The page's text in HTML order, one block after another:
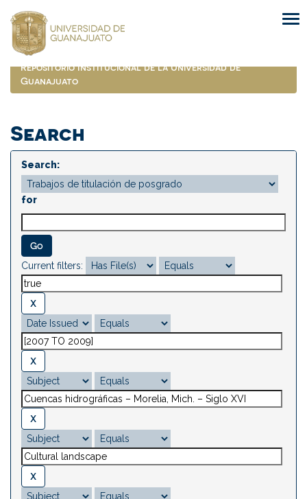
navigation
Repositorio Institucional de la Universidad de
Guanajuato
Search
Search:
for
Current filters: